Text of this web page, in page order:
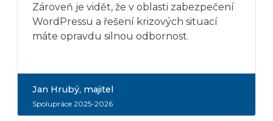
Zároveň je vidět, že v oblasti zabezpečení
WordPressu a řešení krizových situací
máte opravdu silnou odbornost.
Jan Hrubý, majitel
Spolupráce 2025-2026